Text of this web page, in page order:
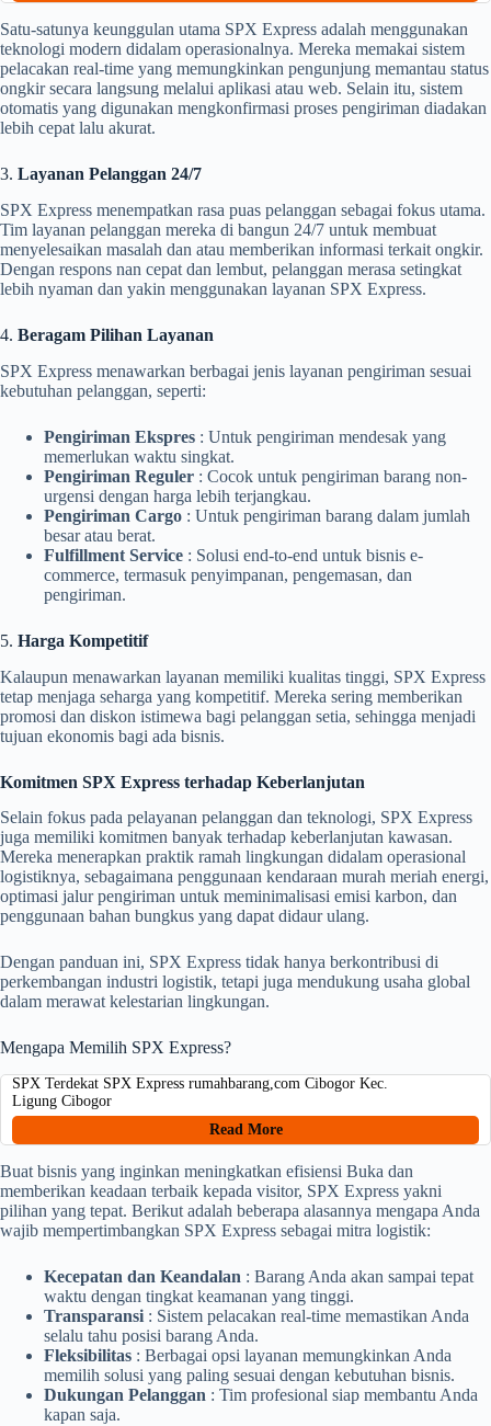
Satu-satunya keunggulan utama SPX Express adalah menggunakan
teknologi modern didalam operasionalnya. Mereka memakai sistem
pelacakan real-time yang memungkinkan pengunjung memantau status
ongkir secara langsung melalui aplikasi atau web. Selain itu, sistem
otomatis yang digunakan mengkonfirmasi proses pengiriman diadakan
lebih cepat lalu akurat.
3. Layanan Pelanggan 24/7
SPX Express menempatkan rasa puas pelanggan sebagai fokus utama.
Tim layanan pelanggan mereka di bangun 24/7 untuk membuat
menyelesaikan masalah dan atau memberikan informasi terkait ongkir.
Dengan respons nan cepat dan lembut, pelanggan merasa setingkat
lebih nyaman dan yakin menggunakan layanan SPX Express.
4. Beragam Pilihan Layanan
SPX Express menawarkan berbagai jenis layanan pengiriman sesuai
kebutuhan pelanggan, seperti:
Pengiriman Ekspres : Untuk pengiriman mendesak yang
memerlukan waktu singkat.
Pengiriman Reguler : Cocok untuk pengiriman barang non-
urgensi dengan harga lebih terjangkau.
Pengiriman Cargo : Untuk pengiriman barang dalam jumlah
besar atau berat.
Fulfillment Service : Solusi end-to-end untuk bisnis e-
commerce, termasuk penyimpanan, pengemasan, dan
pengiriman.
5. Harga Kompetitif
Kalaupun menawarkan layanan memiliki kualitas tinggi, SPX Express
tetap menjaga seharga yang kompetitif. Mereka sering memberikan
promosi dan diskon istimewa bagi pelanggan setia, sehingga menjadi
tujuan ekonomis bagi ada bisnis.
Komitmen SPX Express terhadap Keberlanjutan
Selain fokus pada pelayanan pelanggan dan teknologi, SPX Express
juga memiliki komitmen banyak terhadap keberlanjutan kawasan.
Mereka menerapkan praktik ramah lingkungan didalam operasional
logistiknya, sebagaimana penggunaan kendaraan murah meriah energi,
optimasi jalur pengiriman untuk meminimalisasi emisi karbon, dan
penggunaan bahan bungkus yang dapat didaur ulang.
Dengan panduan ini, SPX Express tidak hanya berkontribusi di
perkembangan industri logistik, tetapi juga mendukung usaha global
dalam merawat kelestarian lingkungan.
Mengapa Memilih SPX Express?
SPX Terdekat SPX Express rumahbarang,com Cibogor Kec.
Ligung Cibogor
Read More
Buat bisnis yang inginkan meningkatkan efisiensi Buka dan
memberikan keadaan terbaik kepada visitor, SPX Express yakni
pilihan yang tepat. Berikut adalah beberapa alasannya mengapa Anda
wajib mempertimbangkan SPX Express sebagai mitra logistik:
Kecepatan dan Keandalan : Barang Anda akan sampai tepat
waktu dengan tingkat keamanan yang tinggi.
Transparansi : Sistem pelacakan real-time memastikan Anda
selalu tahu posisi barang Anda.
Fleksibilitas : Berbagai opsi layanan memungkinkan Anda
memilih solusi yang paling sesuai dengan kebutuhan bisnis.
Dukungan Pelanggan : Tim profesional siap membantu Anda
kapan saja.